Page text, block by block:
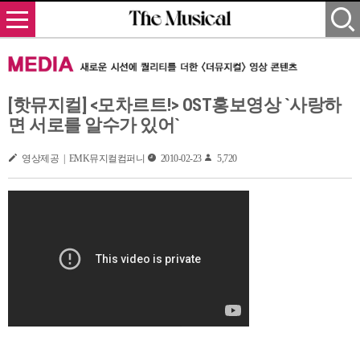
[핫뮤지컬] <모차르트!> OST홍보영상 `사랑하
면 서로를 알수가 있어`
영상제공 | EMK뮤지컬컴퍼니 2010-02-23 5,720